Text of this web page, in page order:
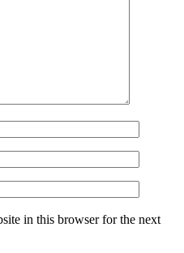
in this browser for the next